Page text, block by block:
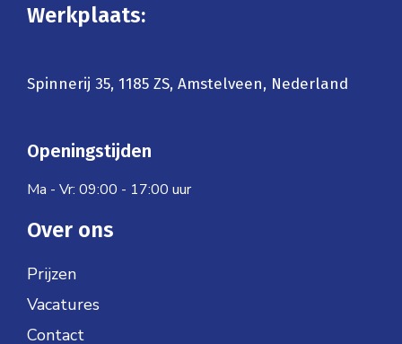
Werkplaats:
Spinnerij 35, 1185 ZS, Amstelveen, Nederland
Openingstijden
Ma - Vr: 09:00 - 17:00 uur
Over ons
Prijzen
Vacatures
Contact